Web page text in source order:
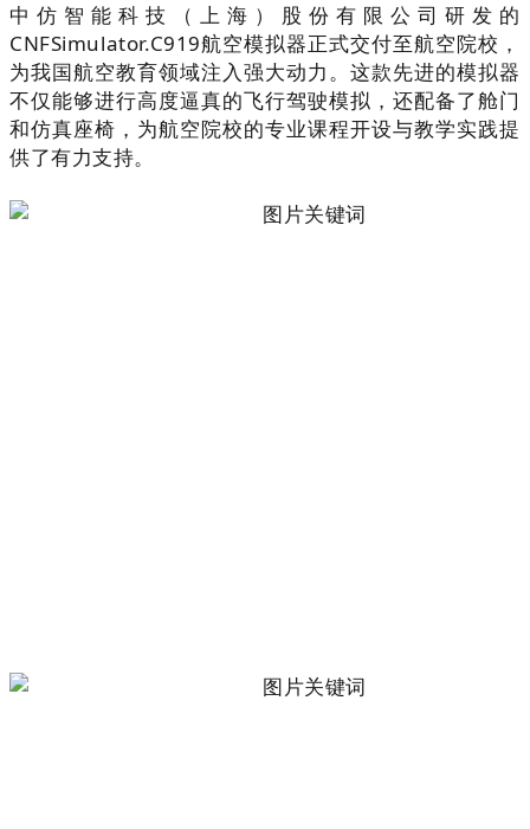
中仿智能科技（上海）股份有限公司研发的
CNFSimulator.C919航空模拟器正式交付至航空院校，
为我国航空教育领域注入强大动力。这款先进的模拟器
不仅能够进行高度逼真的飞行驾驶模拟，还配备了舱门
和仿真座椅，为航空院校的专业课程开设与教学实践提
供了有力支持。